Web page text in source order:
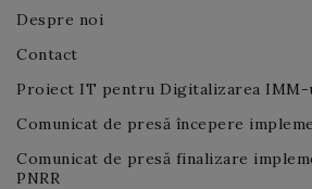
Despre noi
Contact
Proiect IT pentru Digitalizarea IMM-
Comunicat de presă începere
Comunicat de presă finalizare
PNRR